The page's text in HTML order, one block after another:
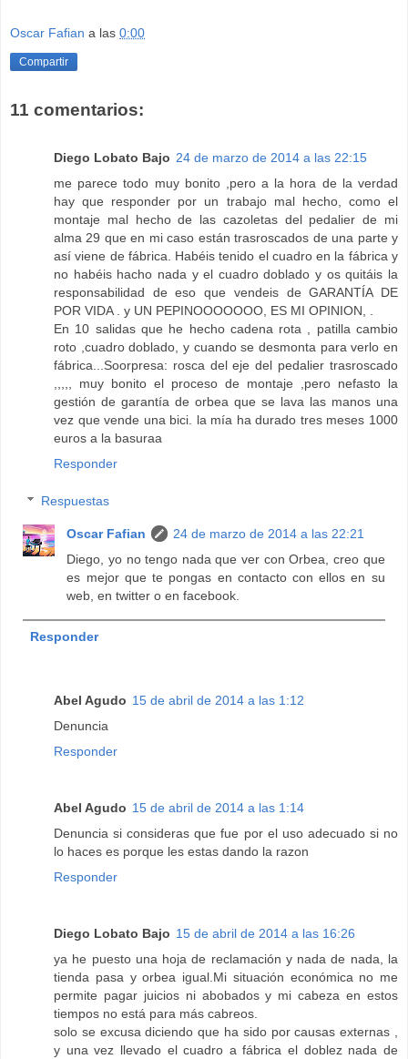
Oscar Fafian a las 0:00
Compartir
11 comentarios:
Diego Lobato Bajo 24 de marzo de 2014 a las 22:15
me parece todo muy bonito ,pero a la hora de la verdad
hay que responder por un trabajo mal hecho, como el
montaje mal hecho de las cazoletas del pedalier de mi
alma 29 que en mi caso están trasroscados de una parte y
así viene de fábrica. Habéis tenido el cuadro en la fábrica y
no habéis hacho nada y el cuadro doblado y os quitáis la
responsabilidad de eso que vendeis de GARANTÍA DE
POR VIDA . y UN PEPINOOOOOOO, ES MI OPINION, .
En 10 salidas que he hecho cadena rota , patilla cambio
roto ,cuadro doblado, y cuando se desmonta para verlo en
fábrica...Soorpresa: rosca del eje del pedalier trasroscado
,,,,, muy bonito el proceso de montaje ,pero nefasto la
gestión de garantía de orbea que se lava las manos una
vez que vende una bici. la mía ha durado tres meses 1000
euros a la basuraa
Responder
Respuestas
Oscar Fafian
24 de marzo de 2014 a las 22:21
Diego, yo no tengo nada que ver con Orbea, creo que
es mejor que te pongas en contacto con ellos en su
web, en twitter o en facebook.
Responder
Abel Agudo 15 de abril de 2014 a las 1:12
Denuncia
Responder
Abel Agudo 15 de abril de 2014 a las 1:14
Denuncia si consideras que fue por el uso adecuado si no
lo haces es porque les estas dando la razon
Responder
Diego Lobato Bajo 15 de abril de 2014 a las 16:26
ya he puesto una hoja de reclamación y nada de nada, la
tienda pasa y orbea igual.Mi situación económica no me
permite pagar juicios ni abobados y mi cabeza en estos
tiempos no está para más cabreos.
solo se excusa diciendo que ha sido por causas externas ,
y una vez llevado el cuadro a fábrica el doblez nada de